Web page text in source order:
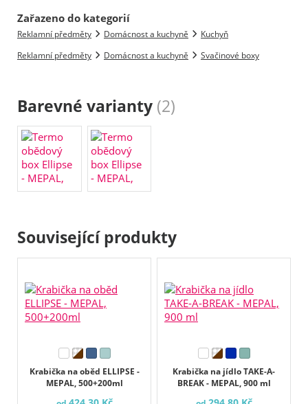
Zařazeno do kategorií
Reklamní předměty Domácnost a kuchyně
Kuchyň
Reklamní předměty
Domácnost a kuchyně Svačinové boxy
Barevné varianty (2)
Související produkty
Krabička na oběd ELLIPSE -
MEPAL, 500+200ml
Krabička na jídlo TAKE-A-
BREAK - MEPAL, 900 ml